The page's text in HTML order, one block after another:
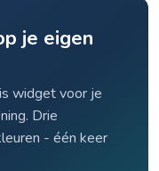
je eigen
widget voor je
Drie
- één keer